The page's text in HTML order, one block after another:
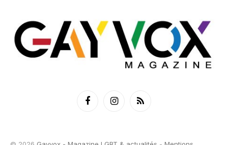
FacebookInstagramRSS